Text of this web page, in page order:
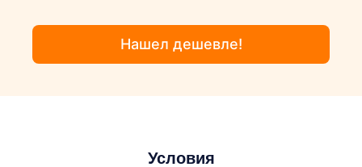
Нашел дешевле!
Условия